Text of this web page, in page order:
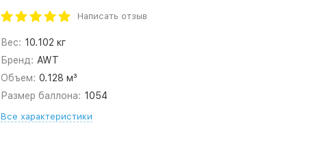
Написать отзыв
Вес: 10.102 кг
Бренд: AWT
Объем: 0.128 м³
Размер баллона: 1054
Все характеристики